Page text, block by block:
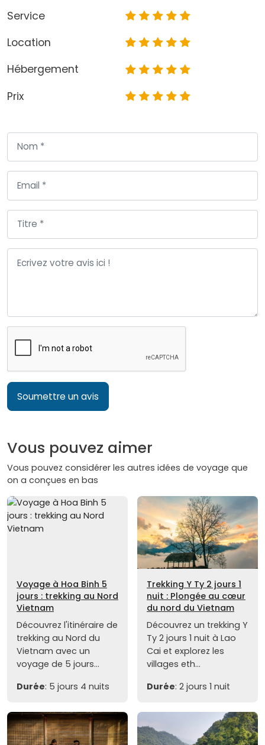
Service
Location
Hébergement
Prix
Soumettre un avis
Vous pouvez aimer
Vous pouvez considérer les autres idées de voyage que
on a conçues en bas
Voyage à Hoa Binh 5
jours : trekking au Nord
Vietnam
Découvrez l'itinéraire de
trekking au Nord du
Vietnam avec un
voyage de 5 jours...
Durée: 5 jours 4 nuits
Trekking Y Ty 2 jours 1
nuit : Plongée au cœur
du nord du Vietnam
Découvrez un trekking Y
Ty 2 jours 1 nuit à Lao
Cai et explorez les
villages eth...
Durée: 2 jours 1 nuit